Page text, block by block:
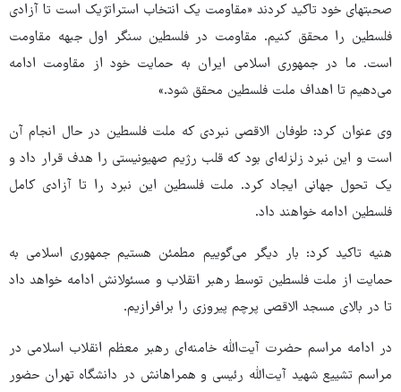
صحبتهای خود تاکید کردند «مقاومت یک انتخاب استراتژیک است تا آزادی
فلسطین را محقق کنیم. مقاومت در فلسطین سنگر اول جبهه مقاومت
است. ما در جمهوری اسلامی ایران به حمایت خود از مقاومت ادامه
می‌دهیم تا اهداف ملت فلسطین محقق شود.»
وی عنوان کرد: طوفان الاقصی نبردی که ملت فلسطین در حال انجام آن
است و این نبرد زلزله‌ای بود که قلب رژیم صهیونیستی را هدف قرار داد و
یک تحول جهانی ایجاد کرد. ملت فلسطین این نبرد را تا آزادی کامل
فلسطین ادامه خواهند داد.
هنیه تاکید کرد: بار دیگر می‌گوییم مطمئن هستیم جمهوری اسلامی به
حمایت از ملت فلسطین توسط رهبر انقلاب و مسئولانش ادامه خواهد داد
تا در بالای مسجد الاقصی پرچم پیروزی را برافرازیم.
در ادامه مراسم حضرت آیت‌الله خامنه‌ای رهبر معظم انقلاب اسلامی در
مراسم تشییع شهید آیت‌الله رئیسی و همراهانش در دانشگاه تهران حضور